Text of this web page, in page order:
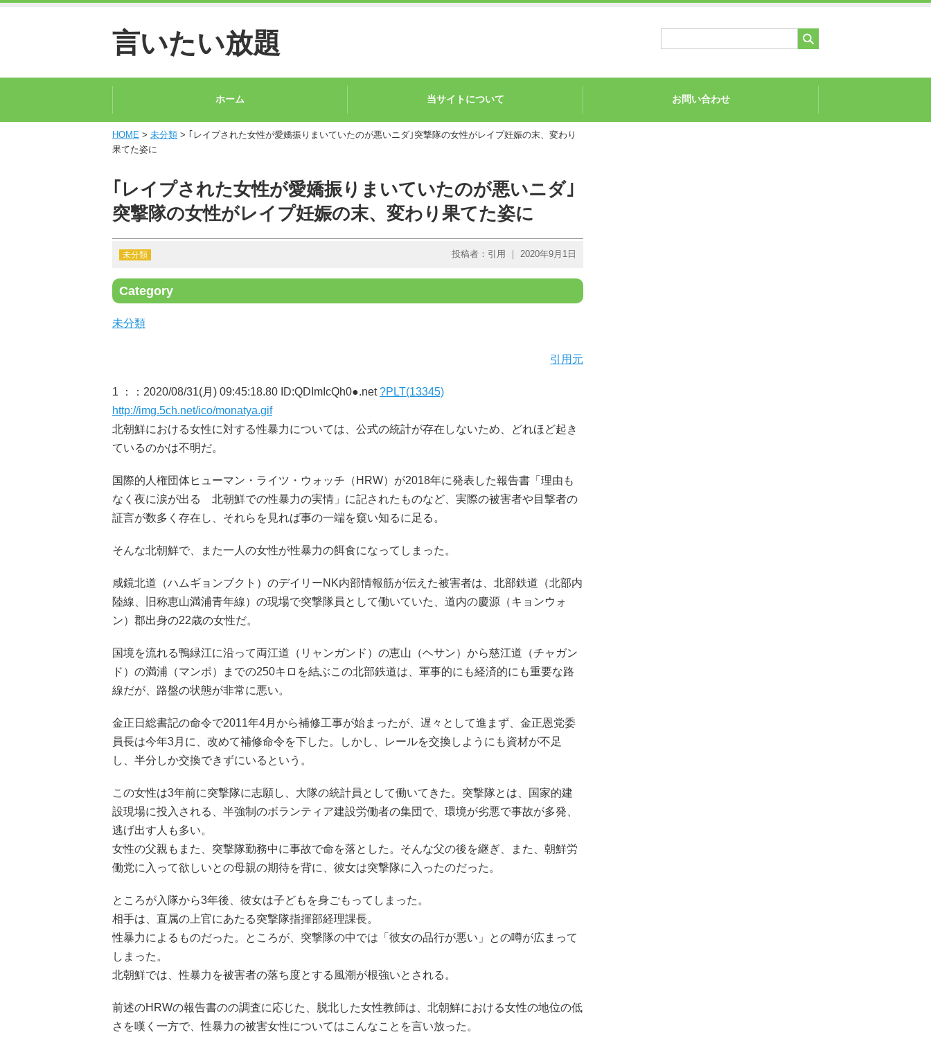
言いたい放題
ホーム 当サイトについて お問い合わせ
HOME > 未分類 > ｢レイプされた女性が愛嬌振りまいていたのが悪いニダ｣突撃隊の女性がレイプ妊娠の末、変わり
果てた姿に
｢レイプされた女性が愛嬌振りまいていたのが悪いニダ｣
突撃隊の女性がレイプ妊娠の末、変わり果てた姿に
未分類 投稿者：引用 ｜ 2020年9月1日
Category
未分類
引用元
1 ： ：2020/08/31(月) 09:45:18.80 ID:QDImIcQh0●.net?PLT(13345)
http://img.5ch.net/ico/monatya.gif
北朝鮮における女性に対する性暴力については、公式の統計が存在しないため、どれほど起き
ているのかは不明だ。
国際的人権団体ヒューマン・ライツ・ウォッチ（HRW）が2018年に発表した報告書「理由も
なく夜に涙が出る 北朝鮮での性暴力の実情」に記されたものなど、実際の被害者や目撃者の
証言が数多く存在し、それらを見れば事の一端を窺い知るに足る。
そんな北朝鮮で、また一人の女性が性暴力の餌食になってしまった。
咸鏡北道（ハムギョンブクト）のデイリーNK内部情報筋が伝えた被害者は、北部鉄道（北部内
陸線、旧称恵山満浦青年線）の現場で突撃隊員として働いていた、道内の慶源（キョンウォ
ン）郡出身の22歳の女性だ。
国境を流れる鴨緑江に沿って両江道（リャンガンド）の恵山（ヘサン）から慈江道（チャガン
ド）の満浦（マンポ）までの250キロを結ぶこの北部鉄道は、軍事的にも経済的にも重要な路
線だが、路盤の状態が非常に悪い。
金正日総書記の命令で2011年4月から補修工事が始まったが、遅々として進まず、金正恩党委
員長は今年3月に、改めて補修命令を下した。しかし、レールを交換しようにも資材が不足
し、半分しか交換できずにいるという。
この女性は3年前に突撃隊に志願し、大隊の統計員として働いてきた。突撃隊とは、国家的建
設現場に投入される、半強制のボランティア建設労働者の集団で、環境が劣悪で事故が多発、
逃げ出す人も多い。
女性の父親もまた、突撃隊勤務中に事故で命を落とした。そんな父の後を継ぎ、また、朝鮮労
働党に入って欲しいとの母親の期待を背に、彼女は突撃隊に入ったのだった。
ところが入隊から3年後、彼女は子どもを身ごもってしまった。
相手は、直属の上官にあたる突撃隊指揮部経理課長。
性暴力によるものだった。ところが、突撃隊の中では「彼女の品行が悪い」との噂が広まって
しまった。
北朝鮮では、性暴力を被害者の落ち度とする風潮が根強いとされる。
前述のHRWの報告書のの調査に応じた、脱北した女性教師は、北朝鮮における女性の地位の低
さを嘆く一方で、性暴力の被害女性についてはこんなことを言い放った。